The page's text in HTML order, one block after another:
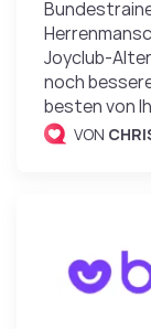
Joyclub-
noch
besten von
VON